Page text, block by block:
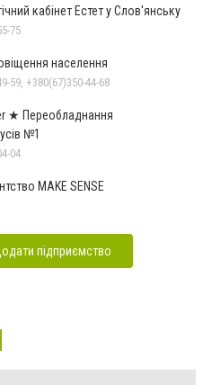
кабінет Естет у Слов'янську
75
населення
59, +380(67)350-44-68
★ Переобладнання
№1
04
MAKE SENSE
підприємство